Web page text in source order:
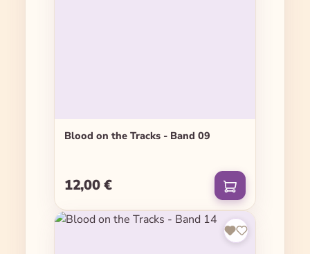
Blood on the Tracks - Band 09
Regulärer Preis:
12,00 €